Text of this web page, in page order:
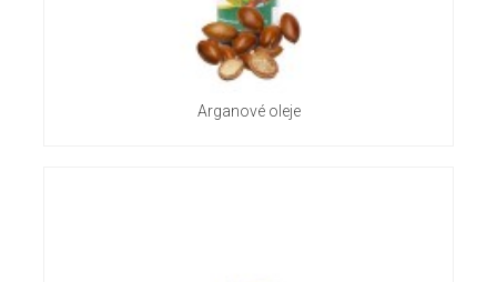
Arganové oleje